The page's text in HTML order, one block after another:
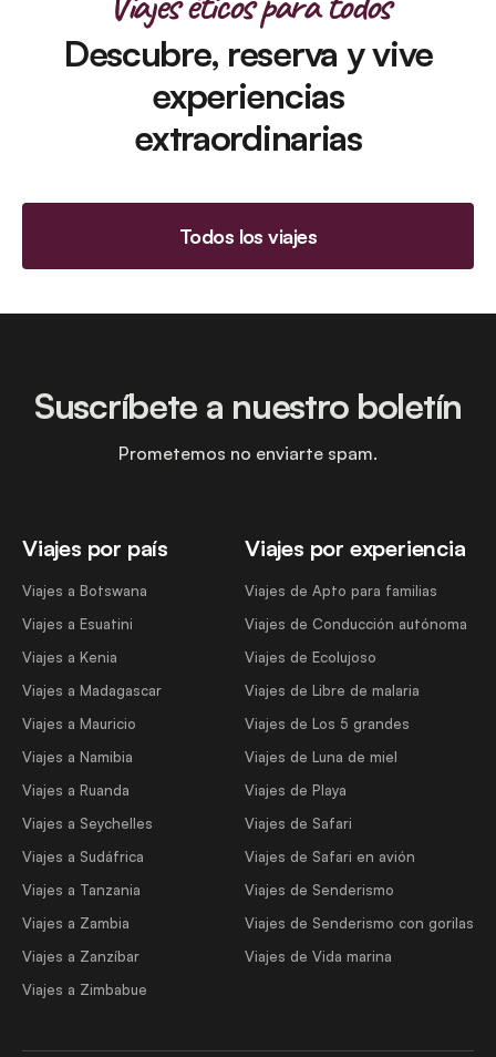
Descubre, reserva y vive
experiencias
extraordinarias
Todos los viajes
Viajes por país
Viajes a Botswana
Viajes a Esuatini
Viajes a Kenia
Viajes a Madagascar
Viajes a Mauricio
Viajes a Namibia
Viajes a Ruanda
Viajes a Seychelles
Viajes a Sudáfrica
Viajes a Tanzania
Viajes a Zambia
Viajes a Zanzíbar
Viajes a Zimbabue
Viajes por experiencia
Viajes de Apto para familias
Viajes de Conducción autónoma
Viajes de Ecolujoso
Viajes de Libre de malaria
Viajes de Los 5 grandes
Viajes de Luna de miel
Viajes de Playa
Viajes de Safari
Viajes de Safari en avión
Viajes de Senderismo
Viajes de Senderismo con gorilas
Viajes de Vida marina
Suscríbete a nuestro boletín
Prometemos no enviarte spam.